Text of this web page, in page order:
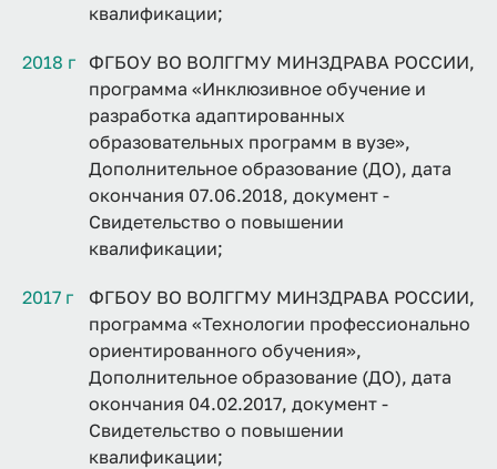
квалификации;
2018 г
ФГБОУ ВО ВОЛГГМУ МИНЗДРАВА РОССИИ,
программа «Инклюзивное обучение и
разработка адаптированных
образовательных программ в вузе»,
Дополнительное образование (ДО), дата
окончания 07.06.2018, документ -
Свидетельство о повышении
квалификации;
2017 г
ФГБОУ ВО ВОЛГГМУ МИНЗДРАВА РОССИИ,
программа «Технологии профессионально
ориентированного обучения»,
Дополнительное образование (ДО), дата
окончания 04.02.2017, документ -
Свидетельство о повышении
квалификации;